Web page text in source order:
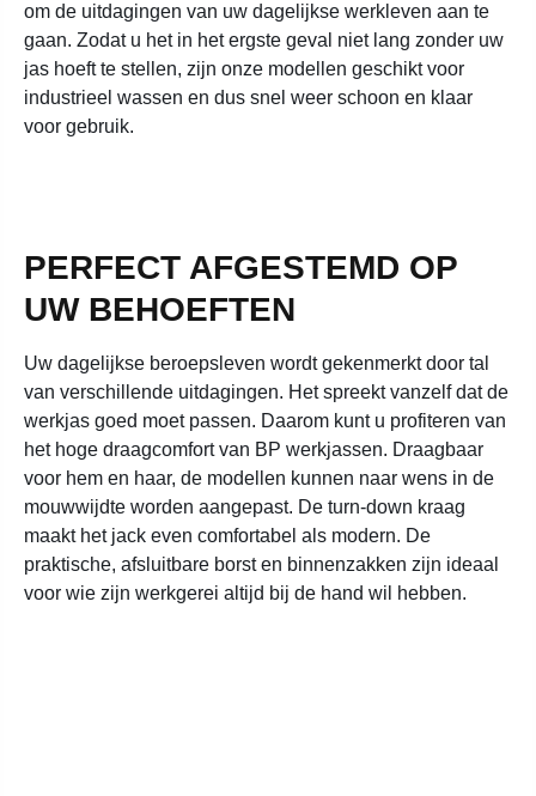
om de uitdagingen van uw dagelijkse werkleven aan te
gaan. Zodat u het in het ergste geval niet lang zonder uw
jas hoeft te stellen, zijn onze modellen geschikt voor
industrieel wassen en dus snel weer schoon en klaar
voor gebruik.
PERFECT AFGESTEMD OP
UW BEHOEFTEN
Uw dagelijkse beroepsleven wordt gekenmerkt door tal
van verschillende uitdagingen. Het spreekt vanzelf dat de
werkjas goed moet passen. Daarom kunt u profiteren van
het hoge draagcomfort van BP werkjassen. Draagbaar
voor hem en haar, de modellen kunnen naar wens in de
mouwwijdte worden aangepast. De turn-down kraag
maakt het jack even comfortabel als modern. De
praktische, afsluitbare borst en binnenzakken zijn ideaal
voor wie zijn werkgerei altijd bij de hand wil hebben.